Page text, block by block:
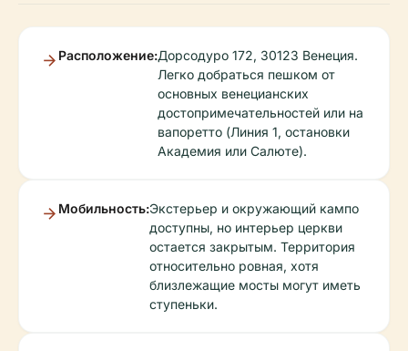
Расположение:Дорсодуро 172, 30123 Венеция.
Легко добраться пешком от
основных венецианских
достопримечательностей или на
вапоретто (Линия 1, остановки
Академия или Салюте).
Мобильность:Экстерьер и окружающий кампо
доступны, но интерьер церкви
остается закрытым. Территория
относительно ровная, хотя
близлежащие мосты могут иметь
ступеньки.